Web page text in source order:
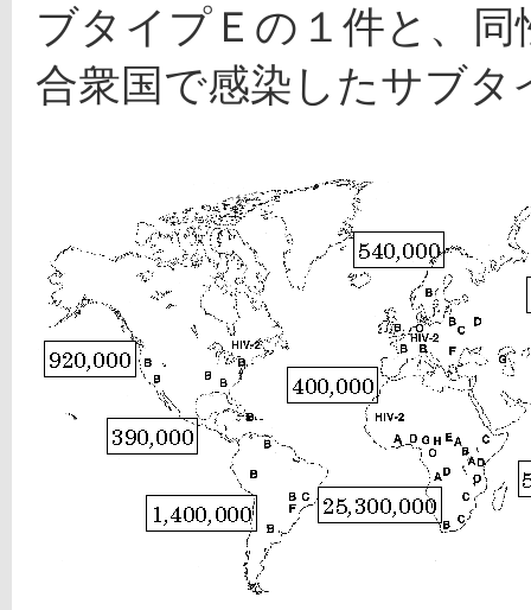
ブタイプＥの１件と、
合衆国で感染したサブ